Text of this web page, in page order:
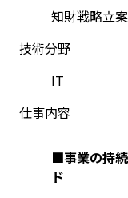
知財戦略立
技術分野
IT
仕事内容
■事業の持
ド